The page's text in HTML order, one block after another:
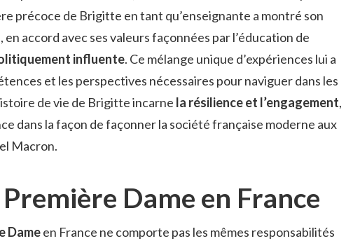
précoce de Brigitte en tant qu’enseignante a montré son
, en accord avec ses valeurs façonnées par l’éducation de
influente. Ce mélange unique d’expériences lui a
et les perspectives nécessaires pour naviguer dans les
de vie de Brigitte incarne la résilience et l’engagement,
dans la façon de façonner la société française moderne aux
Macron.
Dame en France
Dameen France ne comporte pas les mêmes responsabilités